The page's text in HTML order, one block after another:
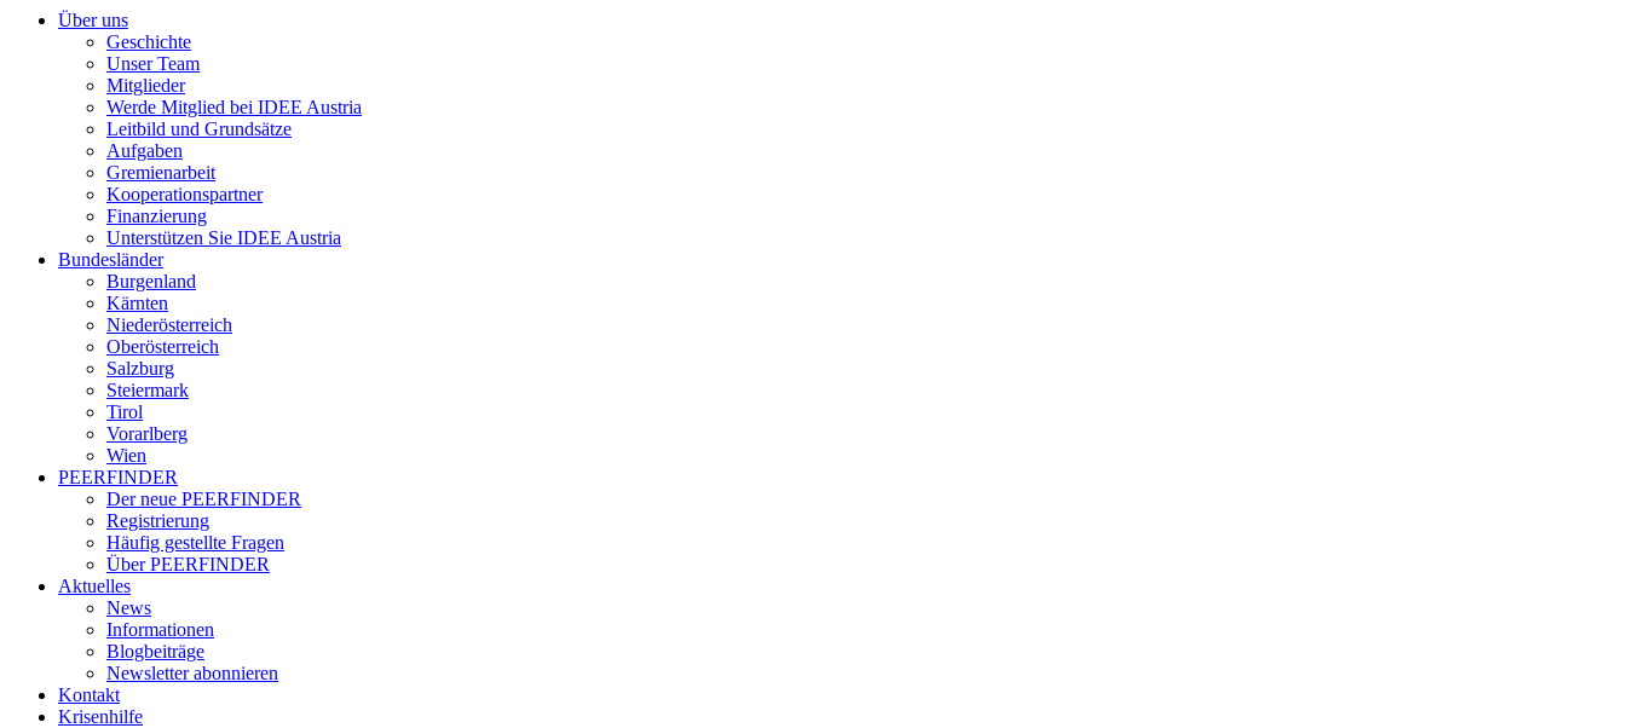
Über uns
Geschichte
Unser Team
Mitglieder
Werde Mitglied bei IDEE Austria
Leitbild und Grundsätze
Aufgaben
Gremienarbeit
Kooperationspartner
Finanzierung
Unterstützen Sie IDEE Austria
Bundesländer
Burgenland
Kärnten
Niederösterreich
Oberösterreich
Salzburg
Steiermark
Tirol
Vorarlberg
Wien
PEERFINDER
Der neue PEERFINDER
Registrierung
Häufig gestellte Fragen
Über PEERFINDER
Aktuelles
News
Informationen
Blogbeiträge
Newsletter abonnieren
Kontakt
Krisenhilfe